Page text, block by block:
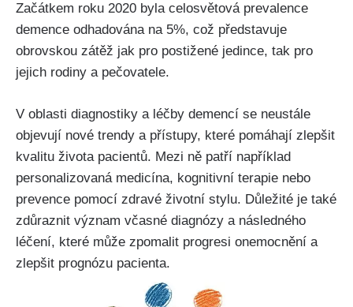
Začátkem roku 2020 byla celosvětová prevalence
demence odhadována na 5%, což představuje
obrovskou zátěž jak pro postižené jedince, tak pro
jejich rodiny a pečovatele.
V oblasti diagnostiky a léčby demencí se neustále
objevují nové trendy a přístupy, které pomáhají zlepšit
kvalitu života pacientů. Mezi ně patří například
personalizovaná medicína, kognitivní terapie nebo
prevence pomocí zdravé životní stylu. Důležité je také
zdůraznit význam včasné diagnózy a následného
léčení, které může zpomalit progresi onemocnění a
zlepšit prognózu pacienta.